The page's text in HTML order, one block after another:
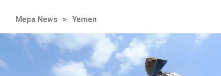
Mepa News > Yemen